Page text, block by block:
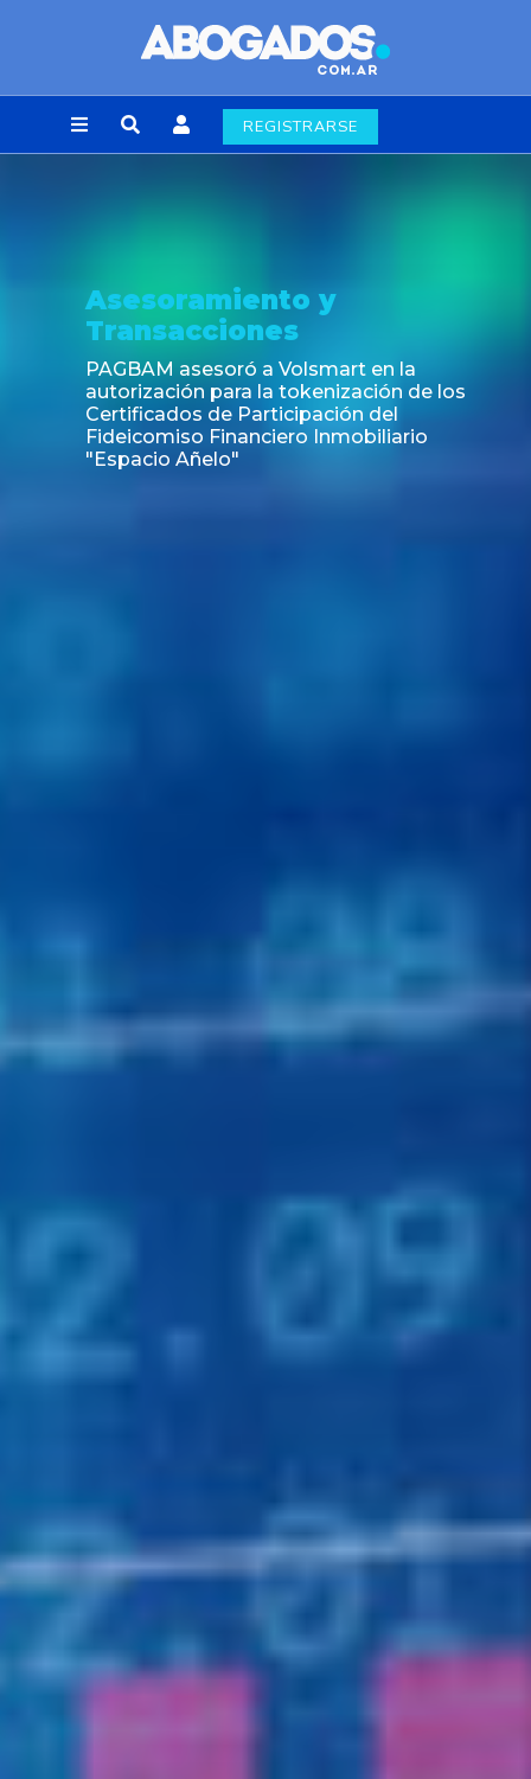
REGISTRARSE
Asesoramiento y
Transacciones
PAGBAM asesoró a Volsmart en la
autorización para la tokenización de los
Certificados de Participación del
Fideicomiso Financiero Inmobiliario
"Espacio Añelo"